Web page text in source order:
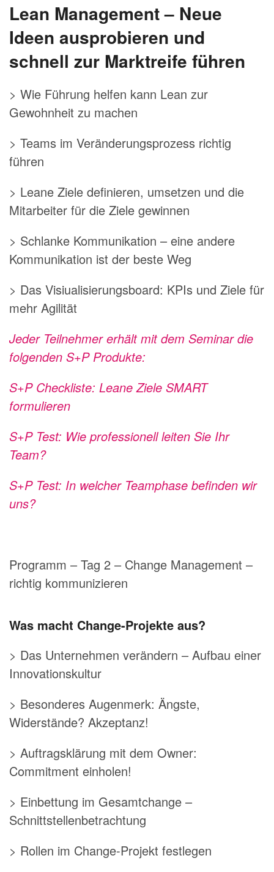
Lean Management – Neue
Ideen ausprobieren und
schnell zur Marktreife führen
> Wie Führung helfen kann Lean zur
Gewohnheit zu machen
> Teams im Veränderungsprozess richtig
führen
> Leane Ziele definieren, umsetzen und die
Mitarbeiter für die Ziele gewinnen
> Schlanke Kommunikation – eine andere
Kommunikation ist der beste Weg
> Das Visiualisierungsboard: KPIs und Ziele für
mehr Agilität
Jeder Teilnehmer erhält mit dem Seminar die
folgenden S+P Produkte:
S+P Checkliste: Leane Ziele SMART
formulieren
S+P Test: Wie professionell leiten Sie Ihr
Team?
S+P Test: In welcher Teamphase befinden wir
uns?
Programm – Tag 2 – Change Management –
richtig kommunizieren
Was macht Change-Projekte aus?
> Das Unternehmen verändern – Aufbau einer
Innovationskultur
> Besonderes Augenmerk: Ängste,
Widerstände? Akzeptanz!
> Auftragsklärung mit dem Owner:
Commitment einholen!
> Einbettung im Gesamtchange –
Schnittstellenbetrachtung
> Rollen im Change-Projekt festlegen